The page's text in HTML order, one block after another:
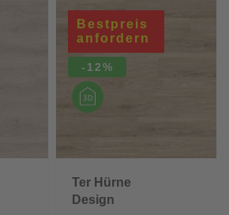
Bestpreis
anfordern
-12%
Ter Hürne
Design